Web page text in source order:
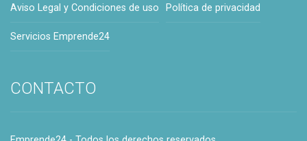
Aviso Legal y Condiciones de uso Política de privacidad
Servicios Emprende24
CONTACTO